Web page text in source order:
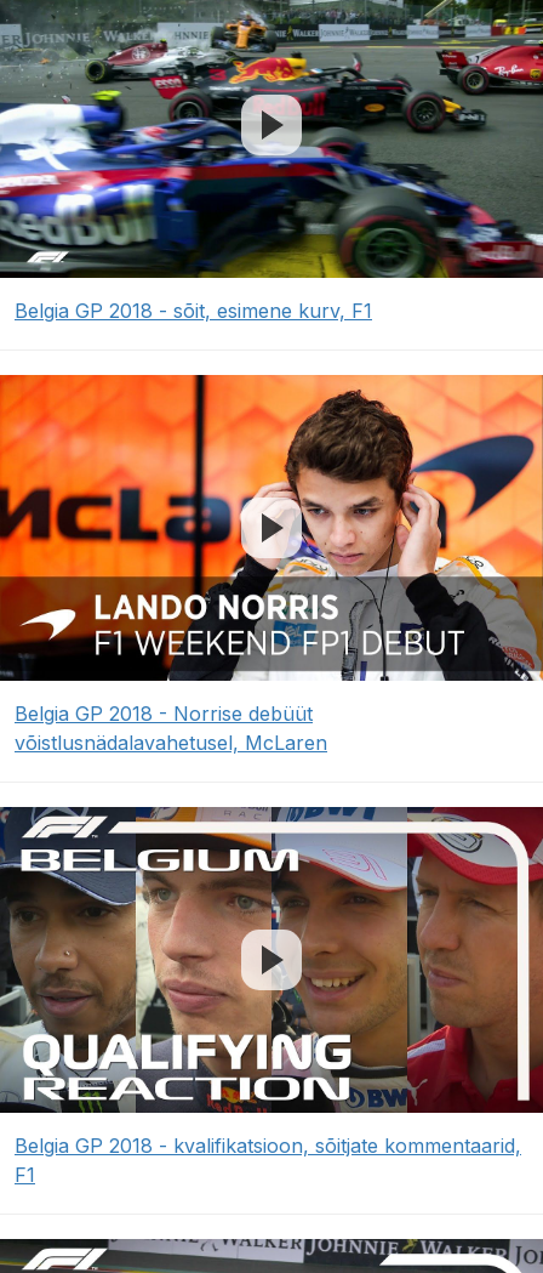
Belgia GP 2018 - sõit, esimene kurv, F1
Belgia GP 2018 - Norrise debüüt
võistlusnädalavahetusel, McLaren
Belgia GP 2018 - kvalifikatsioon, sõitjate kommentaarid,
F1